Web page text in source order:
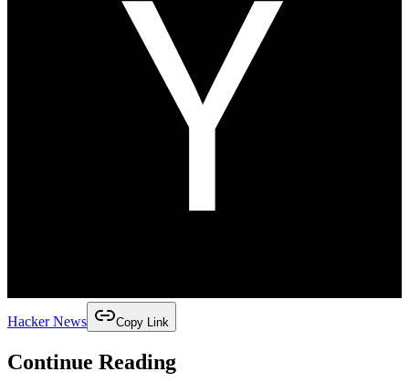
Hacker News Copy Link
Continue Reading